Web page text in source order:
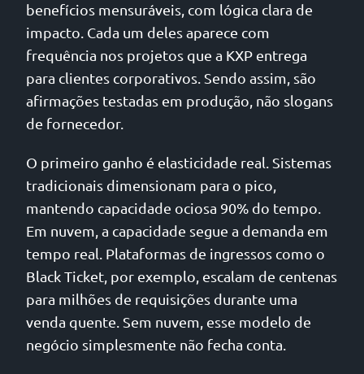
benefícios mensuráveis, com lógica clara de
impacto. Cada um deles aparece com
frequência nos projetos que a KXP entrega
para clientes corporativos. Sendo assim, são
afirmações testadas em produção, não slogans
de fornecedor.
O primeiro ganho é elasticidade real. Sistemas
tradicionais dimensionam para o pico,
mantendo capacidade ociosa 90% do tempo.
Em nuvem, a capacidade segue a demanda em
tempo real. Plataformas de ingressos como o
Black Ticket, por exemplo, escalam de centenas
para milhões de requisições durante uma
venda quente. Sem nuvem, esse modelo de
negócio simplesmente não fecha conta.